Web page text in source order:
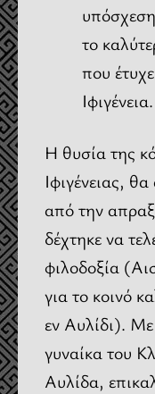
το
που
Η θυσία της
Ιφιγένειας,
από την
δέχτηκε να
φιλοδοξία
για το κοινό
εν Αυλίδι).
γυναίκα του
Αυλίδα,